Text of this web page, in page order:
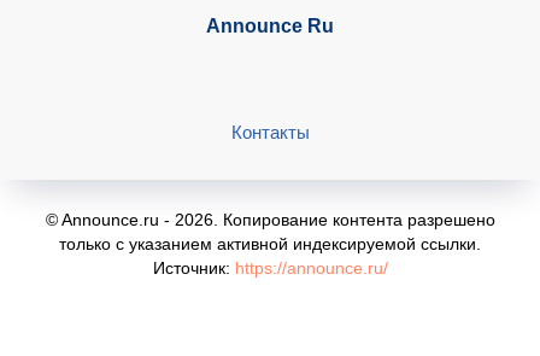
Announce Ru
Контакты
© Announce.ru - 2026. Копирование контента разрешено
только с указанием активной индексируемой ссылки.
Источник: https://announce.ru/